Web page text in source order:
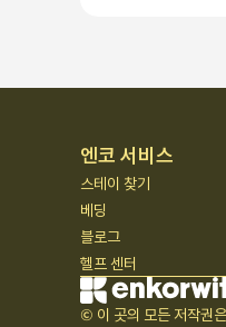
엔코 서비스
스테이 찾기
베딩
블로그
헬프 센터
© 이 곳의 모든 저작권